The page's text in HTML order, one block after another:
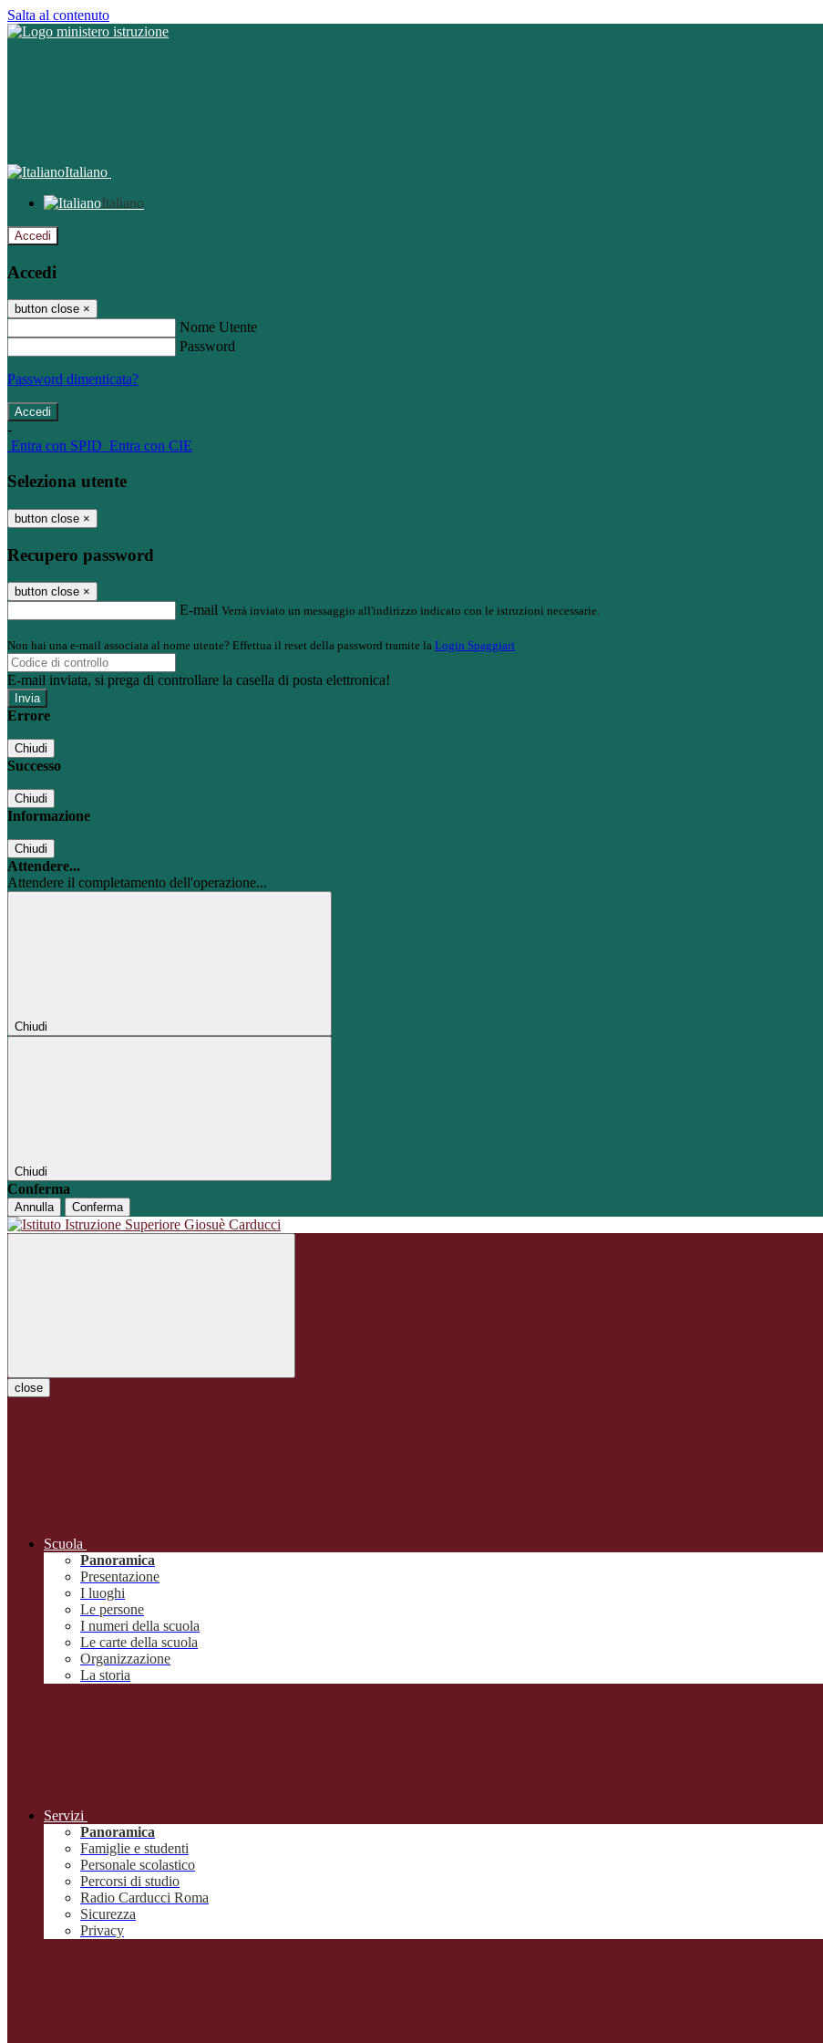
Salta al contenuto
Italiano
Italiano
Accedi
Accedi
button close ×
Nome Utente
Password
Password dimenticata?
-
Entra con SPID Entra con CIE
Seleziona utente
button close ×
Recupero password
button close ×
E-mail Verrà inviato un messaggio all'indirizzo indicato con le istruzioni necessarie.
Non hai una e-mail associata al nome utente? Effettua il reset della password tramite la Login Spaggiari
E-mail inviata, si prega di controllare la casella di posta elettronica!
Errore
Chiudi
Successo
Chiudi
Informazione
Chiudi
Attendere...
Attendere il completamento dell'operazione...
Chiudi
Chiudi
Conferma
Annulla Conferma
close
Scuola
Panoramica
Presentazione
I luoghi
Le persone
I numeri della scuola
Le carte della scuola
Organizzazione
La storia
Servizi
Panoramica
Famiglie e studenti
Personale scolastico
Percorsi di studio
Radio Carducci Roma
Sicurezza
Privacy